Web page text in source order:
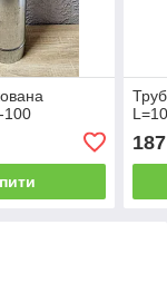
100
187